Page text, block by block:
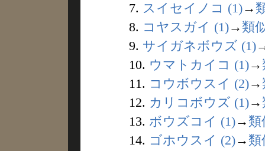
7. スイセイノコ (1)→
8. コヤスガイ (1)→ 類
9. サイガネボウズ (1)
10. ウマトカイコ (1)→
11. コウボウスイ (2)→
12. カリコボウズ (1)→
13. ボウズコイ (1)→ 類
14. ゴホウスイ (2)→ 類